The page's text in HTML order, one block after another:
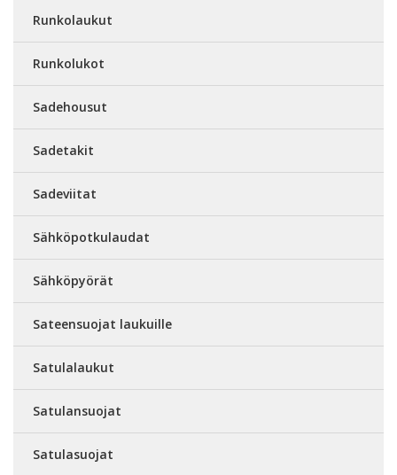
Runkolaukut
Runkolukot
Sadehousut
Sadetakit
Sadeviitat
Sähköpotkulaudat
Sähköpyörät
Sateensuojat laukuille
Satulalaukut
Satulansuojat
Satulasuojat